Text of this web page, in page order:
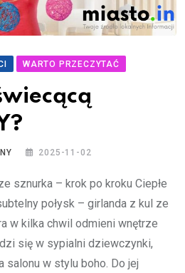
WARTO PRZECZYTAĆ
2025-11-02
sznurka – krok po kroku Ciepłe
połysk – girlanda z kul ze
w kilka chwil odmieni wnętrze
się w sypialni dziewczynki,
salonu w stylu boho. Do jej